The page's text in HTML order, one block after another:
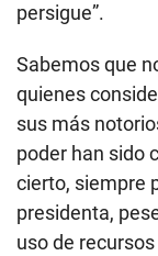
persigue”.
Sabemos que
quienes
sus más
poder han sido
cierto, siempre
presidenta,
uso de